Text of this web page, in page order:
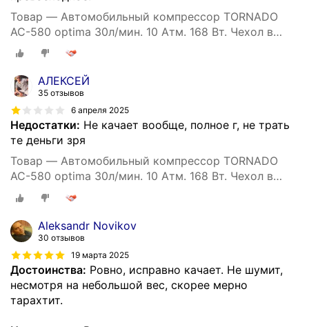
Товар — Автомобильный компрессор TORNADO
АС-580 optima 30л/мин. 10 Атм. 168 Вт. Чехол в
комплекте.
АЛЕКСЕЙ
35 отзывов
6 апреля 2025
Недостатки: Не качает вообще, полное г, не трать
те деньги зря
Товар — Автомобильный компрессор TORNADO
АС-580 optima 30л/мин. 10 Атм. 168 Вт. Чехол в
комплекте.
Aleksandr Novikov
30 отзывов
19 марта 2025
Достоинства: Ровно, исправно качает. Не шумит,
несмотря на небольшой вес, скорее мерно
тарахтит.